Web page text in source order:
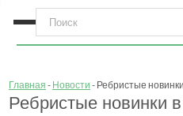
Главная Новости Ребристые
Ребристые новинки